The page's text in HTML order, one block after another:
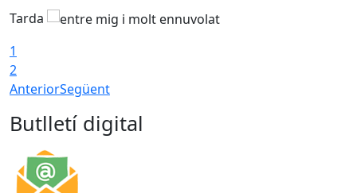
Tarda
1
2
AnteriorSegüent
Butlletí digital